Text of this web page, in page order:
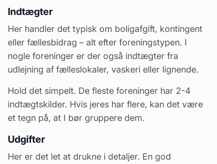
Indtægter
Her handler det typisk om boligafgift, kontingent
eller fællesbidrag – alt efter foreningstypen. I
nogle foreninger er der også indtægter fra
udlejning af fælleslokaler, vaskeri eller lignende.
Hold det simpelt. De fleste foreninger har 2-4
indtægtskilder. Hvis jeres har flere, kan det være
et tegn på, at I bør gruppere dem.
Udgifter
Her er det let at drukne i detaljer. En god